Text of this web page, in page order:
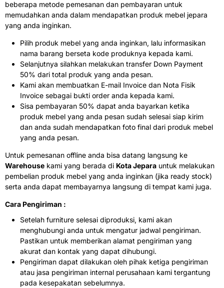
beberapa metode pemesanan dan pembayaran untuk
memudahkan anda dalam mendapatkan produk mebel jepara
yang anda inginkan.
Pilih produk mebel yang anda inginkan, lalu informasikan
nama barang berseta kode produknya kepada kami.
Selanjutnya silahkan melakukan transfer Down Payment
50% dari total produk yang anda pesan.
Kami akan membuatkan E-mail Invoice dan Nota Fisik
Invoice sebagai bukti order anda kepada kami.
Sisa pembayaran 50% dapat anda bayarkan ketika
produk mebel yang anda pesan sudah selesai siap kirim
dan anda sudah mendapatkan foto final dari produk mebel
yang anda pesan.
Untuk pemesanan offline anda bisa datang langsung ke
Warehouse kami yang berada di Kota Jepara untuk melakukan
pembelian produk mebel yang anda inginkan (jika ready stock)
serta anda dapat membayarnya langsung di tempat kami juga.
Cara Pengiriman :
Setelah furniture selesai diproduksi, kami akan
menghubungi anda untuk mengatur jadwal pengiriman.
Pastikan untuk memberikan alamat pengiriman yang
akurat dan kontak yang dapat dihubungi.
Pengiriman dapat dilakukan oleh pihak ketiga pengiriman
atau jasa pengiriman internal perusahaan kami tergantung
pada kesepakatan sebelumnya.